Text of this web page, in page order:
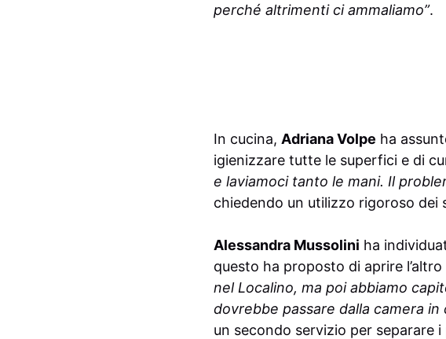
perché altrimenti ci ammaliamo”.
In cucina, Adriana Volpe ha
igienizzare tutte le superfici e di
e laviamoci tanto le mani. Il
chiedendo un utilizzo rigoroso dei
Alessandra Mussolini ha
questo ha proposto di aprire
nel Localino, ma poi abbiamo
dovrebbe passare dalla camera in
un secondo servizio per separare